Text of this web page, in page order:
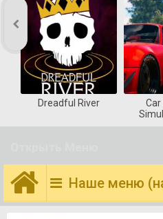
Dreadful River
Car
Наше меню